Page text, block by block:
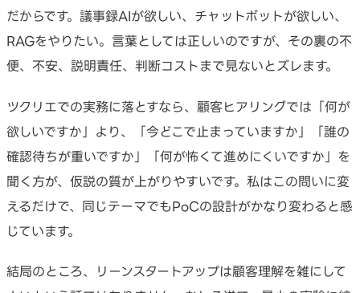
だからです。議事録AIが欲しい、チャットボットが欲しい、
RAGをやりたい。言葉としては正しいのですが、その裏の不
便、不安、説明責任、判断コストまで見ないとズレます。
ツクリエでの実務に落とすなら、顧客ヒアリングでは「何が
欲しいですか」より、「今どこで止まっていますか」「誰の
確認待ちが重いですか」「何が怖くて進めにくいですか」を
聞く方が、仮説の質が上がりやすいです。私はこの問いに変
えるだけで、同じテーマでもPoCの設計がかなり変わると感
じています。
結局のところ、リーンスタートアップは顧客理解を雑にして